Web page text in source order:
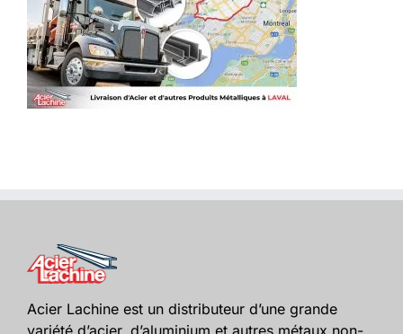
Acier Lachine est un distributeur d’une grande
variété d’acier, d’aluminium et autres métaux non-